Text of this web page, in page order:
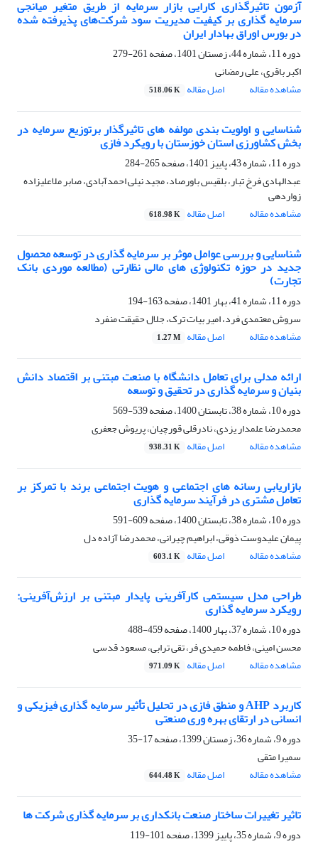
آزمون تاثیرگذاری کارایی بازار سرمایه از طریق متغیر میانجی
سرمایه گذاری بر کیفیت مدیریت سود شرکت‌های پذیرفته شده
در بورس اوراق بهادار ایران
دوره 11، شماره 44، زمستان 1401، صفحه
261-279
اکبر باقری، علی رمضانی
مشاهده مقاله
اصل مقاله 518.06 K
شناسایی و اولویت بندی مولفه های تاثیرگذار برتوزیع سرمایه در
بخش کشاورزی استان خوزستان با رویکرد فازی
دوره 11، شماره 43، پاییز 1401، صفحه
265-284
عبدالهادی فرخ تبار، بلقیس باورصاد، مجید نیلی احمدآبادی، صابر ملاعلیزاده
زواردهی
مشاهده مقاله
اصل مقاله 618.98 K
شناسایی و بررسی عوامل موثر بر سرمایه گذاری در توسعه محصول
جدید در حوزه تکنولوژی های مالی نظارتی (مطالعه موردی بانک
تجارت)
دوره 11، شماره 41، بهار 1401، صفحه
163-194
سروش معتمدی فرد، امیر بیات ترک، جلال حقیقت منفرد
مشاهده مقاله
اصل مقاله 1.27 M
ارائه مدلی برای تعامل دانشگاه با صنعت مبتنی بر اقتصاد دانش
بنیان و سرمایه گذاری در تحقیق و توسعه
دوره 10، شماره 38، تابستان 1400، صفحه
539-569
محمدرضا علمدار یزدی، نادرقلی قورچیان، پریوش جعفری
مشاهده مقاله
اصل مقاله 938.31 K
بازاریابی رسانه های اجتماعی و هویت اجتماعی برند با تمرکز بر
تعامل مشتری در فرآیند سرمایه گذاری
دوره 10، شماره 38، تابستان 1400، صفحه
609-591
پیمان علیدوست ذوقی، ابراهیم چیرانی، محمدرضا آزاده دل
مشاهده مقاله
اصل مقاله 603.1 K
طراحی مدل سیستمی کارآفرینی پایدار مبتنی بر ارزش‌آفرینی:
رویکرد سرمایه گذاری
دوره 10، شماره 37، بهار 1400، صفحه
459-488
محسن امینی، فاطمه حمیدی فر، تقی ترابی، مسعود قدسی
مشاهده مقاله
اصل مقاله 971.09 K
کاربرد AHP و منطق فازی در تحلیل تأثیر سرمایه گذاری فیزیکی و
انسانی در ارتقای بهره وری صنعتی
دوره 9، شماره 36، زمستان 1399، صفحه
17-35
سمیرا متقی
مشاهده مقاله
اصل مقاله 644.48 K
تاثیر تغییرات ساختار صنعت بانکداری بر سرمایه گذاری شرکت ها
دوره 9، شماره 35، پاییز 1399، صفحه
101-119